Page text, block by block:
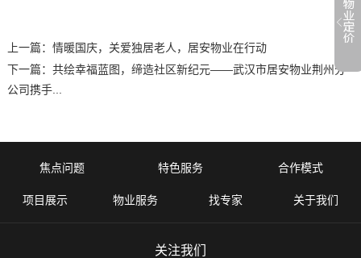
上一篇： 情暖国庆，关爱独居老人，居安物业在行动
下一篇： 共绘幸福蓝图，缔造社区新纪元——武汉市居安物业荆州分
公司携手...
焦点问题 特色服务 合作模式
项目展示 物业服务 找专家 关于我们
关注我们